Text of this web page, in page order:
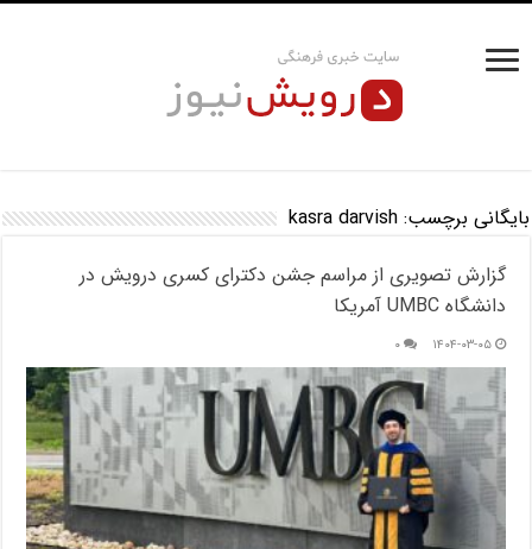
بایگانی برچسب:kasra darvish
گزارش تصویری از مراسم جشن دکترای کسری درویش در
دانشگاه UMBC آمریکا
۱۴۰۴-۰۳-۰۵ ۰